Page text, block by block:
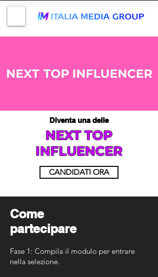
Diventa una delle
NEXT TOP
INFLUENCER
CANDIDATI ORA
Come
partecipare
Fase 1: Compila il modulo per entrare
nella selezione.